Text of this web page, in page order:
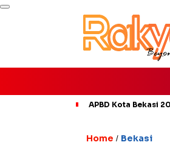
APBD Kota Bekasi
Home / Bekasi